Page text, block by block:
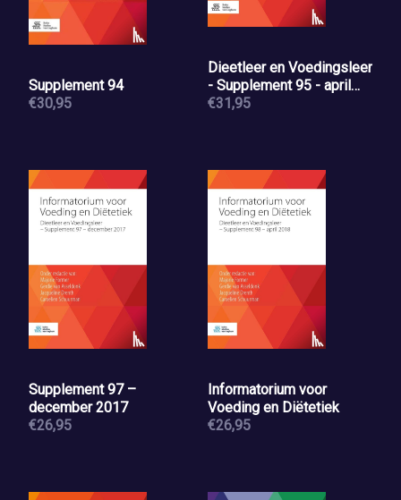
Supplement 94
€30,95
Dieetleer en Voedingsleer
- Supplement 95 - april
2017
€31,95
Supplement 97 –
december 2017
€26,95
Informatorium voor
Voeding en Diëtetiek
€26,95